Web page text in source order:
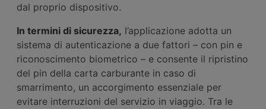
dal proprio dispositivo.
In termini di sicurezza, l’applicazione adotta un
sistema di autenticazione a due fattori – con pin e
riconoscimento biometrico – e consente il ripristino
del pin della carta carburante in caso di
smarrimento, un accorgimento essenziale per
evitare interruzioni del servizio in viaggio. Tra le